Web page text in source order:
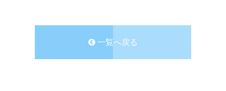
一覧へ戻る